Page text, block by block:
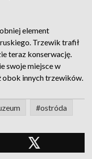
element
Trzewik trafił
teraz konserwację.
swoje miejsce w
obok innych trzewików.
#ostróda